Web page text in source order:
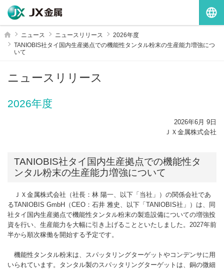
ホームニュース ニュースリリース
2026年度
TANIOBIS社タイ国内生産拠点での機能性タンタル粉末の生産能力増強につ
いて
ニュースリリース
2026年度
2026年6月 9日
ＪＸ金属株式会社
TANIOBIS社タイ国内生産拠点での機能性タ
ンタル粉末の生産能力増強について
ＪＸ金属株式会社（社長：林 陽一、以下「当社」）の関係会社であ
るTANIOBIS GmbH（CEO：石井 雅史、以下「TANIOBIS社」）は、同
社タイ国内生産拠点で機能性タンタル粉末の製造設備についての増強投
資を行い、生産能力を大幅に引き上げることといたしました。2027年前
半から順次稼働を開始する予定です。
機能性タンタル粉末は、スパッタリングターゲットやコンデンサに用
いられています。タンタル製のスパッタリングターゲットは、銅の微細